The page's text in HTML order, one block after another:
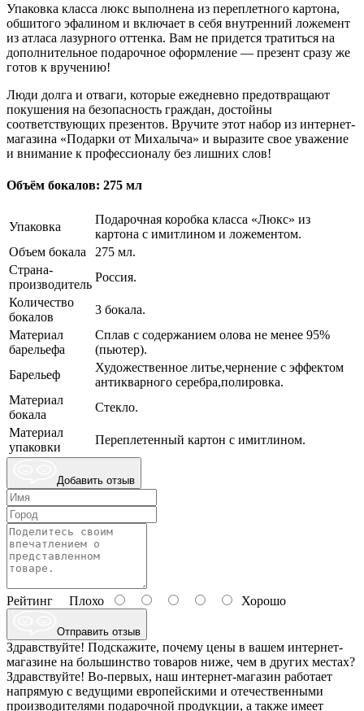
Упаковка класса люкс выполнена из переплетного картона,
обшитого эфалином и включает в себя внутренний ложемент
из атласа лазурного оттенка. Вам не придется тратиться на
дополнительное подарочное оформление — презент сразу же
готов к вручению!
Люди долга и отваги, которые ежедневно предотвращают
покушения на безопасность граждан, достойны
соответствующих презентов. Вручите этот набор из интернет-
магазина «Подарки от Михалыча» и выразите свое уважение
и внимание к профессионалу без лишних слов!
Объём бокалов: 275 мл
Упаковка
Подарочная коробка класса «Люкс» из
картона с имитлином и ложементом.
Объем бокала
275 мл.
Страна-
производитель
Россия.
Количество
бокалов
3 бокала.
Материал
барельефа
Сплав с содержанием олова не менее 95%
(пьютер).
Барельеф
Художественное литье,чернение с эффектом
антикварного серебра,полировка.
Материал
бокала
Стекло.
Материал
упаковки
Переплетенный картон с имитлином.
Добавить отзыв
Рейтинг Плохо Хорошо
Отправить отзыв
Здравствуйте! Подскажите, почему цены в вашем интернет-
магазине на большинство товаров ниже, чем в других местах?
Здравствуйте! Во-первых, наш интернет-магазин работает
напрямую с ведущими европейскими и отечественными
производителями подарочной продукции, а также имеет